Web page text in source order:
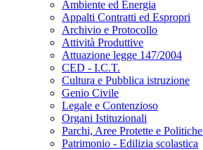
Ambiente ed Energia
Appalti Contratti ed Espropri
Archivio e Protocollo
Attività Produttive
Attuazione legge 147/2004
CED - I.C.T.
Cultura e Pubblica istruzione
Genio Civile
Legale e Contenzioso
Organi Istituzionali
Parchi, Aree Protette e
Patrimonio - Edilizia scolastica